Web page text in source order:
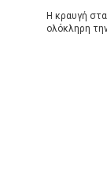
Η κραυγή
ολόκληρη